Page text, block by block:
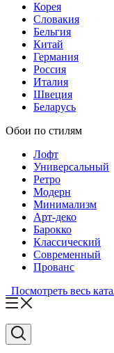
Корея
Словакия
Бельгия
Китай
Германия
Россия
Италия
Швеция
Беларусь
Обои по стилям
Лофт
Универсальный
Ретро
Модерн
Минимализм
Арт-деко
Барокко
Классический
Современный
Прованс
Посмотреть весь